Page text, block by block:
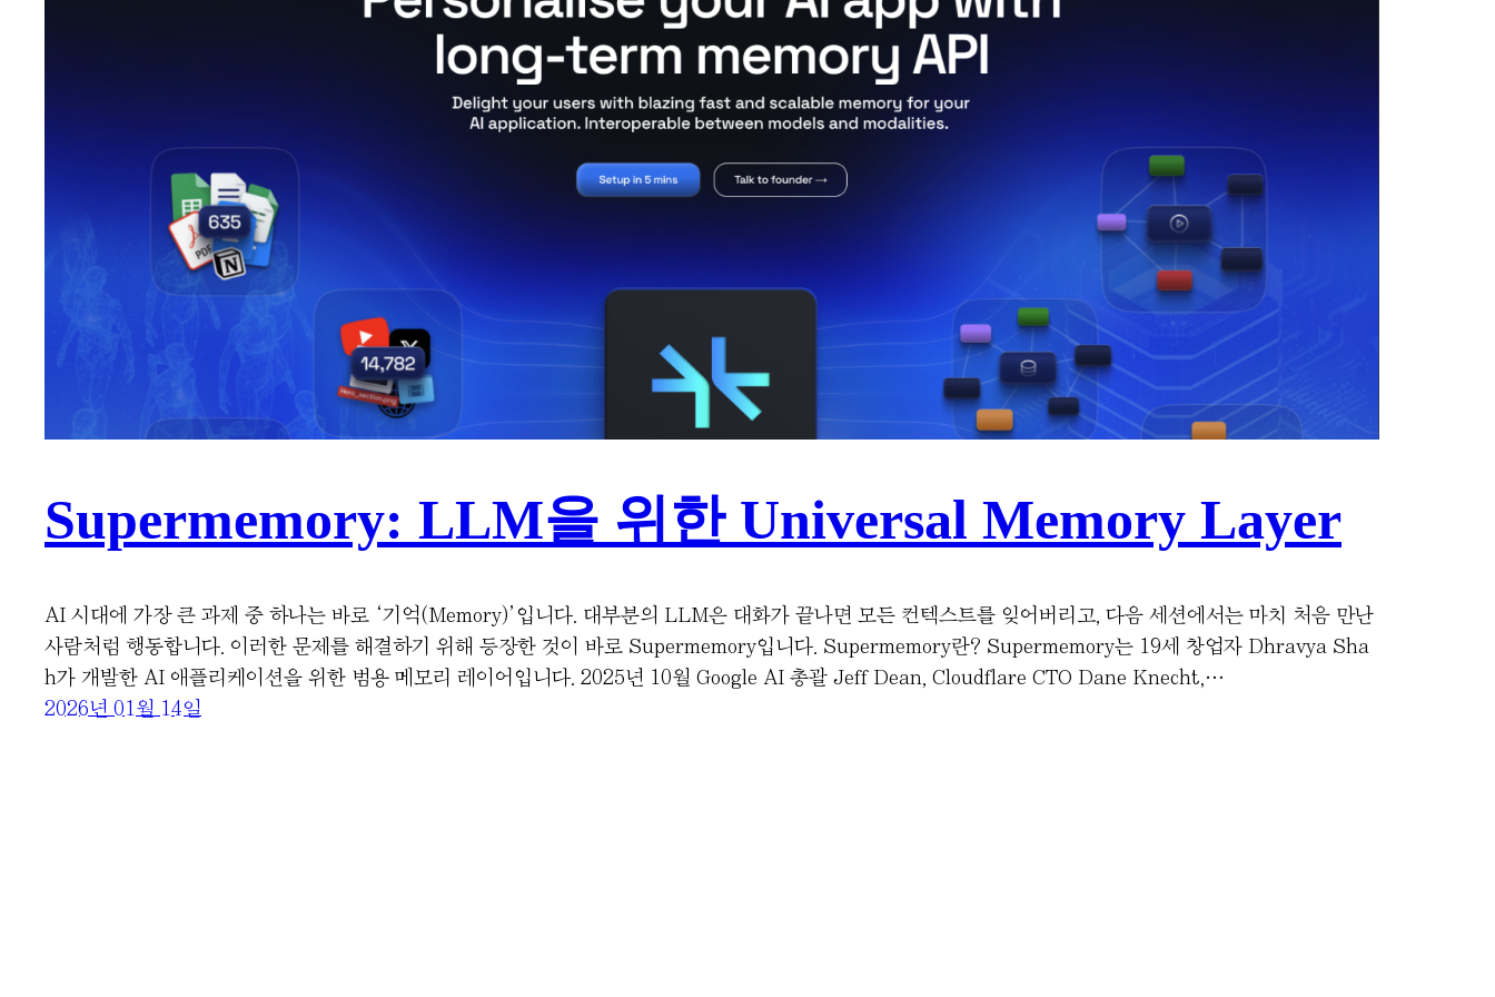
Supermemory: LLM을 위한 Universal Memory Layer
AI 시대에 가장 큰 과제 중 하나는 바로 ‘기억(Memory)’입니다. 대부분의 LLM은 대화가 끝나면 모든 컨텍스트를 잊어버리고, 다음 세션에서는 마치 처음 만난
사람처럼 행동합니다. 이러한 문제를 해결하기 위해 등장한 것이 바로 Supermemory입니다. Supermemory란? Supermemory는 19세 창업자 Dhravya Sha
h가 개발한 AI 애플리케이션을 위한 범용 메모리 레이어입니다. 2025년 10월 Google AI 총괄 Jeff Dean, Cloudflare CTO Dane Knecht,…
2026년 01월 14일